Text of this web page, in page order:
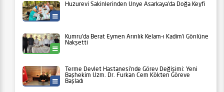
Huzurevi Sakinlerinden Ünye Asarkaya’da Doğa Keyfi
Kumru’da Berat Eymen Arınlık Kelam-ı Kadim’i Gönlüne
Nakşetti
Sağlık
Terme Devlet Hastanesi’nde Görev Değişimi: Yeni
Başhekim Uzm. Dr. Furkan Cem Kökten Göreve
Başladı